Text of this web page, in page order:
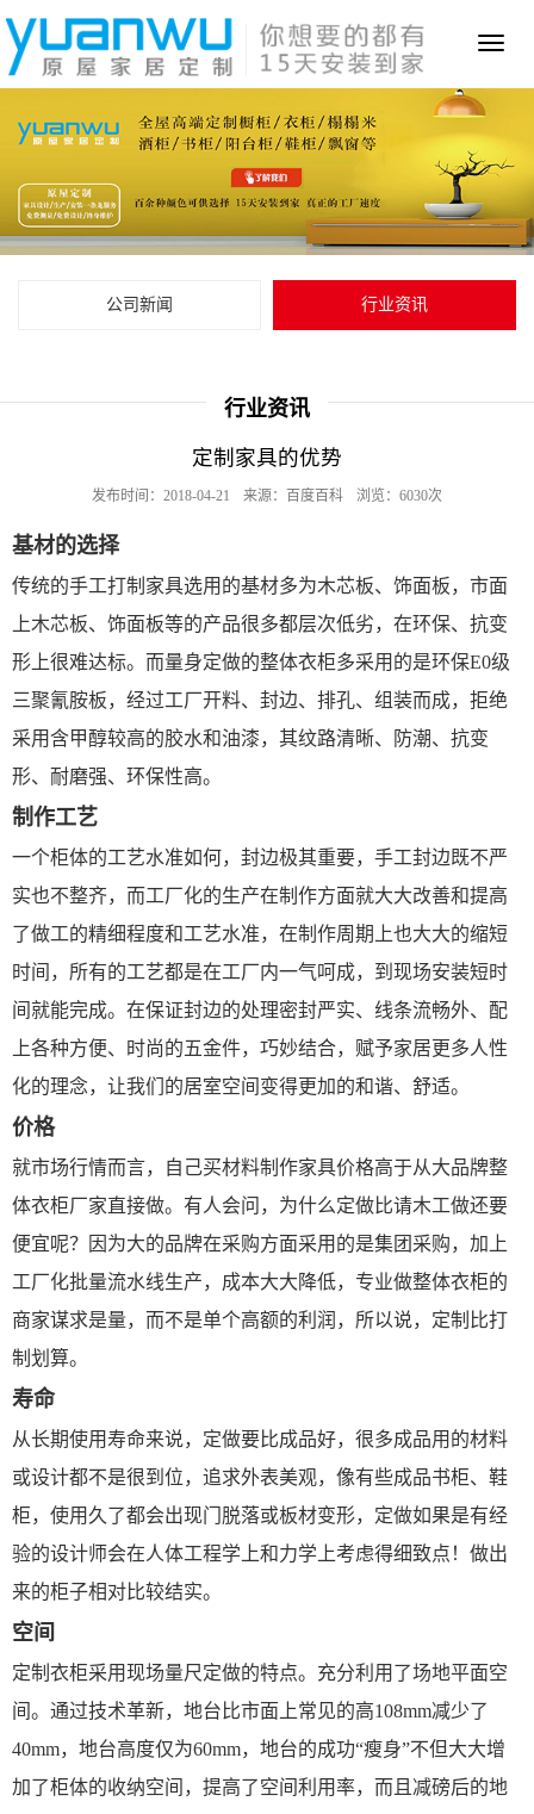
Toggle
公司新闻 行业资讯
行业资讯
定制家具的优势
发布时间：2018-04-21 来源：百度百科 浏览：6030次
基材的选择
传统的手工打制家具选用的基材多为木芯板、饰面板，市面
上木芯板、饰面板等的产品很多都层次低劣，在环保、抗变
形上很难达标。而量身定做的整体衣柜多采用的是环保E0级
三聚氰胺板，经过工厂开料、封边、排孔、组装而成，拒绝
采用含甲醇较高的胶水和油漆，其纹路清晰、防潮、抗变
形、耐磨强、环保性高。
制作工艺
一个柜体的工艺水准如何，封边极其重要，手工封边既不严
实也不整齐，而工厂化的生产在制作方面就大大改善和提高
了做工的精细程度和工艺水准，在制作周期上也大大的缩短
时间，所有的工艺都是在工厂内一气呵成，到现场安装短时
间就能完成。在保证封边的处理密封严实、线条流畅外、配
上各种方便、时尚的五金件，巧妙结合，赋予家居更多人性
化的理念，让我们的居室空间变得更加的和谐、舒适。
价格
就市场行情而言，自己买材料制作家具价格高于从大品牌整
体衣柜厂家直接做。有人会问，为什么定做比请木工做还要
便宜呢？因为大的品牌在采购方面采用的是集团采购，加上
工厂化批量流水线生产，成本大大降低，专业做整体衣柜的
商家谋求是量，而不是单个高额的利润，所以说，定制比打
制划算。
寿命
从长期使用寿命来说，定做要比成品好，很多成品用的材料
或设计都不是很到位，追求外表美观，像有些成品书柜、鞋
柜，使用久了都会出现门脱落或板材变形，定做如果是有经
验的设计师会在人体工程学上和力学上考虑得细致点！做出
来的柜子相对比较结实。
空间
定制衣柜采用现场量尺定做的特点。充分利用了场地平面空
间。通过技术革新，地台比市面上常见的高108mm减少了
40mm，地台高度仅为60mm，地台的成功“瘦身”不但大大增
加了柜体的收纳空间，提高了空间利用率，而且减磅后的地